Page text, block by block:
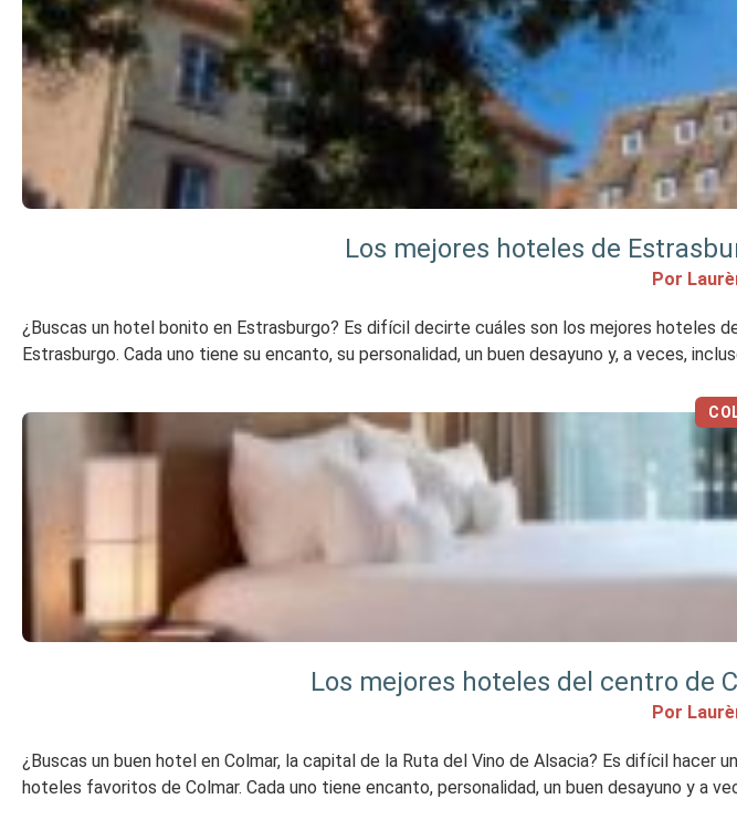
Los mejores hoteles de
Por
¿Buscas un hotel bonito en Estrasburgo? Es difícil decirte cuáles son los mejores hoteles
Estrasburgo. Cada uno tiene su encanto, su personalidad, un buen desayuno y, a veces,
Los mejores hoteles del centro de
Por
¿Buscas un buen hotel en Colmar, la capital de la Ruta del Vino de Alsacia? Es difícil
hoteles favoritos de Colmar. Cada uno tiene encanto, personalidad, un buen desayuno y a